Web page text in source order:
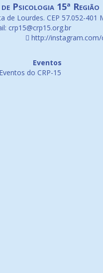
Psicologia 15ª Região
de Lourdes. CEP 57.052-401
crp15@crp15.org.br
http://instagram.com/
Eventos
Eventos do CRP-15